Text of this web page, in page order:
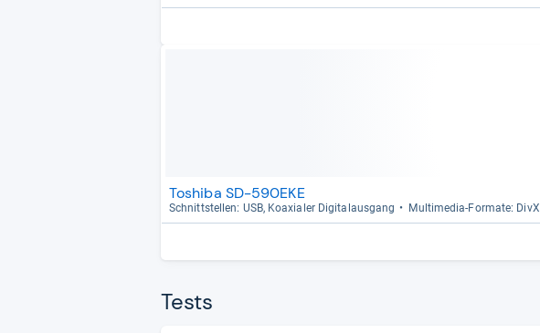
Toshiba SD-590EKE
Schnitt­stel­len: USB, Koaxia­ler Digi­tal­aus­gang Mul­ti­me­dia-​For­mate: DivX
Tests